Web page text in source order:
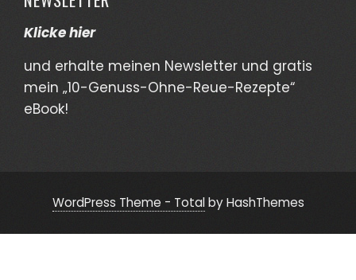
Klicke hier
und erhalte meinen Newsletter und gratis
mein „10-Genuss-Ohne-Reue-Rezepte“
eBook!
WordPress Theme - Totalby HashThemes